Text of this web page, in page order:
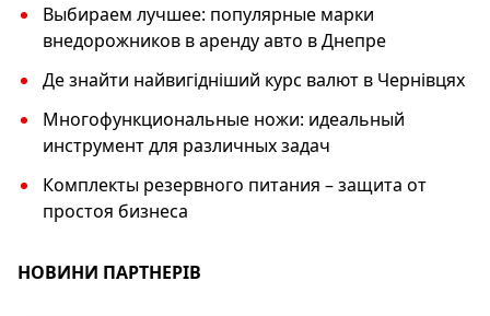
Выбираем лучшее: популярные марки
внедорожников в аренду авто в Днепре
Де знайти найвигідніший курс валют в Чернівцях
Многофункциональные ножи: идеальный
инструмент для различных задач
Комплекты резервного питания – защита от
простоя бизнеса
НОВИНИ ПАРТНЕРІВ